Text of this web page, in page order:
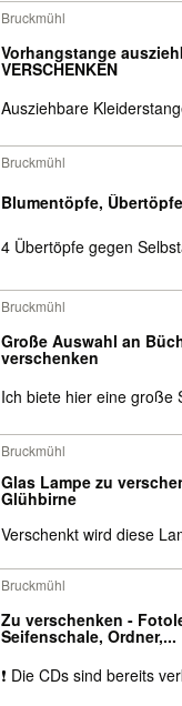
Bruckmühl
Vorhangstange
VERSCHENKEN
Ausziehbare
Bruckmühl
Blumentöpfe,
4 Übertöpfe gegen
Bruckmühl
Große Auswahl an
verschenken
Ich biete hier eine große
Bruckmühl
Glas Lampe zu
Glühbirne
Verschenkt wird diese
Bruckmühl
Zu verschenken -
Seifenschale, Ordner,...
❗ Die CDs sind bereits